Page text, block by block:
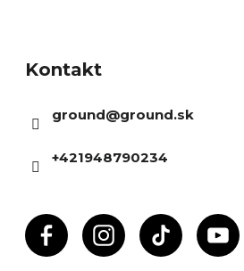
Kontakt
ground@ground.sk
+421948790234